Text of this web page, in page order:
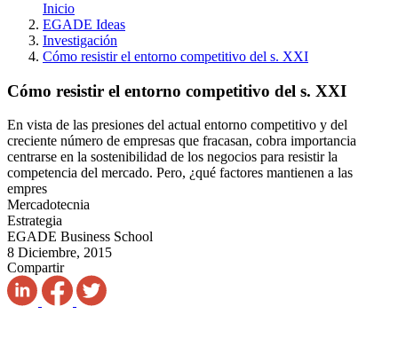
Inicio
EGADE Ideas
Investigación
Cómo resistir el entorno competitivo del s. XXI
Cómo resistir el entorno competitivo del s. XXI
En vista de las presiones del actual entorno competitivo y del
creciente número de empresas que fracasan, cobra importancia
centrarse en la sostenibilidad de los negocios para resistir la
competencia del mercado. Pero, ¿qué factores mantienen a las
empres
Mercadotecnia
Estrategia
EGADE Business School
8 Diciembre, 2015
Compartir